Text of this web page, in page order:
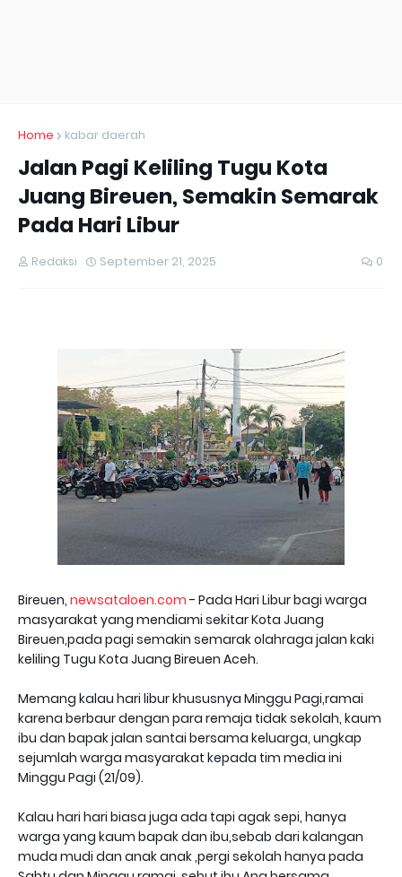
Home kabar daerah
Jalan Pagi Keliling Tugu Kota
Juang Bireuen, Semakin Semarak
Pada Hari Libur
Redaksi September 21, 2025 0
Bireuen, newsataloen.com - Pada Hari Libur bagi warga
masyarakat yang mendiami sekitar Kota Juang
Bireuen,pada pagi semakin semarak olahraga jalan kaki
keliling Tugu Kota Juang Bireuen Aceh.
Memang kalau hari libur khususnya Minggu Pagi,ramai
karena berbaur dengan para remaja tidak sekolah, kaum
ibu dan bapak jalan santai bersama keluarga, ungkap
sejumlah warga masyarakat kepada tim media ini
Minggu Pagi (21/09).
Kalau hari hari biasa juga ada tapi agak sepi, hanya
warga yang kaum bapak dan ibu,sebab dari kalangan
muda mudi dan anak anak ,pergi sekolah hanya pada